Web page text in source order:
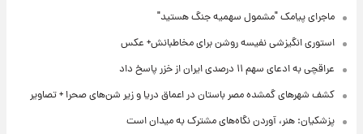
ماجرای پیامک "مشمول سهمیه جنگ هستید"
استوری انگیزشی نفیسه روشن برای مخاطبانش+ عکس
عراقچی به ادعای سهم ۱۱ درصدی ایران از خزر پاسخ داد
کشف شهرهای گمشده مصر باستان در اعماق دریا و زیر شن‌های صحرا + تصاویر
پزشکیان: هنر، آوردن نگاه‌های مشترک به میدان است